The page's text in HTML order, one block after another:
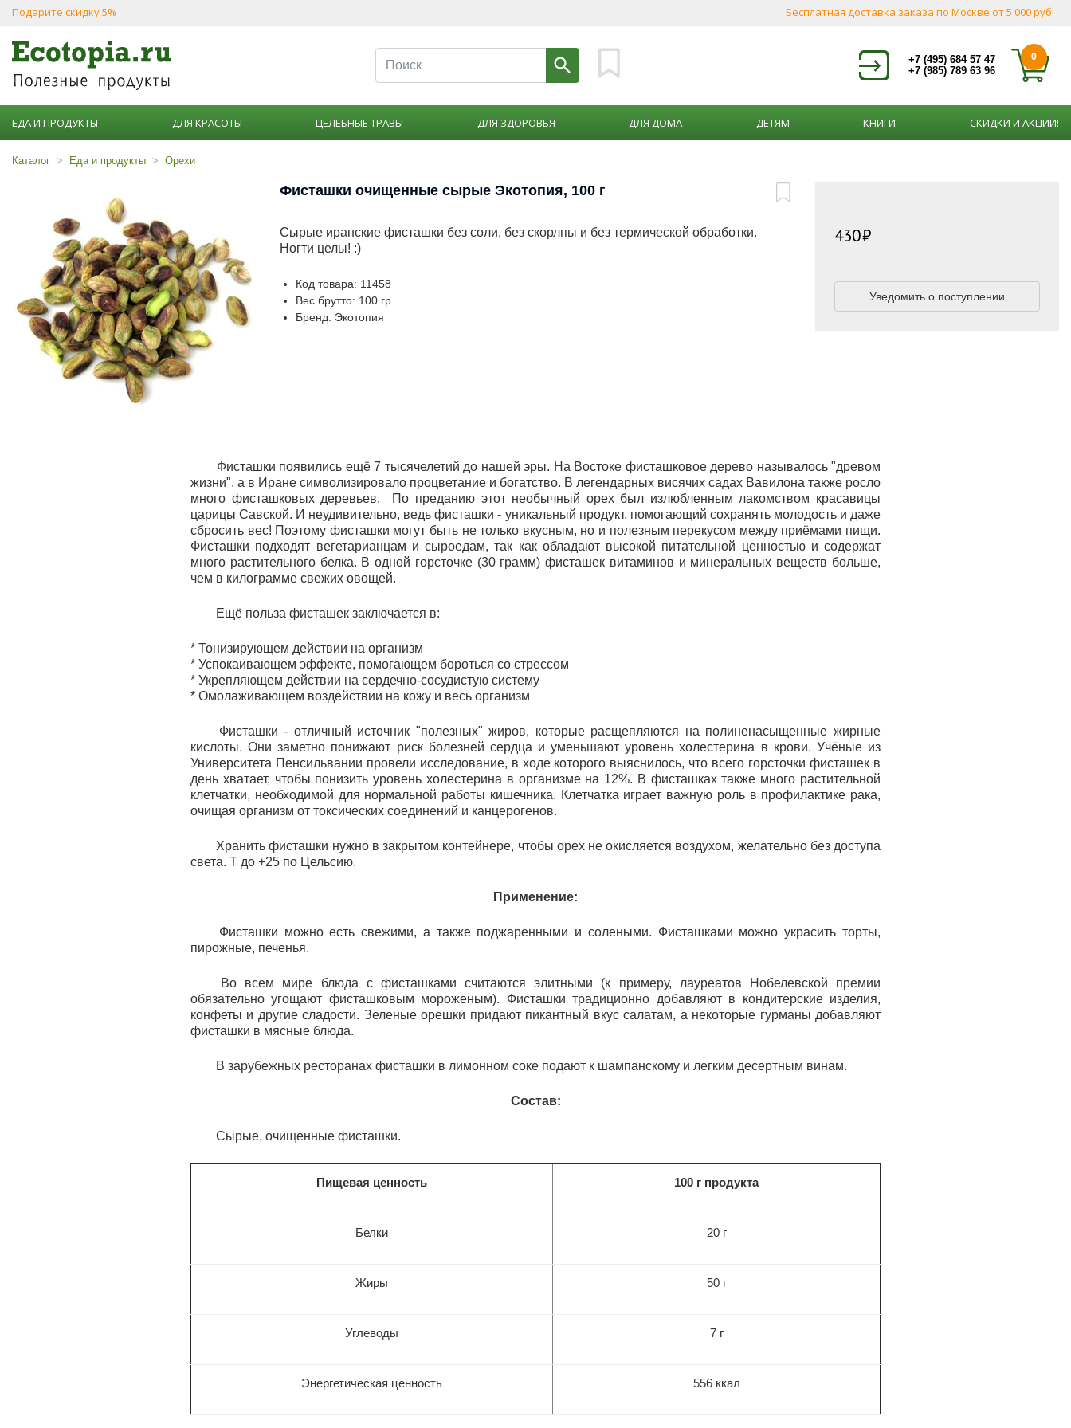
Подарите скидку 5% Бесплатная доставка заказа по Москве от 5 000 руб!
+7 (495) 684 57 47
+7 (985) 789 63 96
0
ЕДА И ПРОДУКТЫ ДЛЯ КРАСОТЫ ЦЕЛЕБНЫЕ ТРАВЫ ДЛЯ ЗДОРОВЬЯ ДЛЯ ДОМА ДЕТЯМ КНИГИ СКИДКИ И АКЦИИ!
Каталог Еда и продукты Орехи
Фисташки очищенные сырые Экотопия, 100 г
Сырые иранские фисташки без соли, без скорлпы и без термической обработки.
Ногти целы! :)
Код товара: 11458
Вес брутто: 100 гр
Бренд: Экотопия
430
Уведомить о поступлении
Фисташки появились ещё 7 тысячелетий до нашей эры. На Востоке фисташковое дерево называлось "древом
жизни", а в Иране символизировало процветание и богатство. В легендарных висячих садах Вавилона также росло
много фисташковых деревьев. По преданию этот необычный орех был излюбленным лакомством красавицы
царицы Савской. И неудивительно, ведь фисташки - уникальный продукт, помогающий сохранять молодость и даже
сбросить вес! Поэтому фисташки могут быть не только вкусным, но и полезным перекусом между приёмами пищи.
Фисташки подходят вегетарианцам и сыроедам, так как обладают высокой питательной ценностью и содержат
много растительного белка. В одной горсточке (30 грамм) фисташек витаминов и минеральных веществ больше,
чем в килограмме свежих овощей.
Ещё польза фисташек заключается в:
* Тонизирующем действии на организм
* Успокаивающем эффекте, помогающем бороться со стрессом
* Укрепляющем действии на сердечно-сосудистую систему
* Омолаживающем воздействии на кожу и весь организм
Фисташки - отличный источник "полезных" жиров, которые расщепляются на полиненасыщенные жирные
кислоты. Они заметно понижают риск болезней сердца и уменьшают уровень холестерина в крови. Учёные из
Университета Пенсильвании провели исследование, в ходе которого выяснилось, что всего горсточки фисташек в
день хватает, чтобы понизить уровень холестерина в организме на 12%. В фисташках также много растительной
клетчатки, необходимой для нормальной работы кишечника. Клетчатка играет важную роль в профилактике рака,
очищая организм от токсических соединений и канцерогенов.
Хранить фисташки нужно в закрытом контейнере, чтобы орех не окисляется воздухом, желательно без доступа
света. Т до +25 по Цельсию.
Применение:
Фисташки можно есть свежими, а также поджаренными и солеными. Фисташками можно украсить торты,
пирожные, печенья.
Во всем мире блюда с фисташками считаются элитными (к примеру, лауреатов Нобелевской премии
обязательно угощают фисташковым мороженым). Фисташки традиционно добавляют в кондитерские изделия,
конфеты и другие сладости. Зеленые орешки придают пикантный вкус салатам, а некоторые гурманы добавляют
фисташки в мясные блюда.
В зарубежных ресторанах фисташки в лимонном соке подают к шампанскому и легким десертным винам.
Состав:
Сырые, очищенные фисташки.
Пищевая ценность 100 г продукта
Белки 20 г
Жиры 50 г
Углеводы 7 г
Энергетическая ценность 556 ккал